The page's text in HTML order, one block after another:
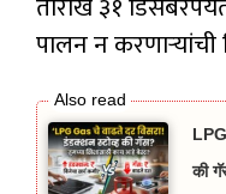
पालन न करणाऱ्यांची
की